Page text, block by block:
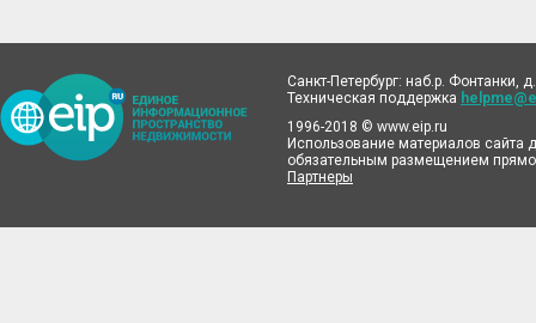
Санкт-Петербург: наб.р. Фонтанки,
Техническая поддержка
1996-2018 © www.eip.ru
Использование материалов сайта
обязательным размещением
Партнеры